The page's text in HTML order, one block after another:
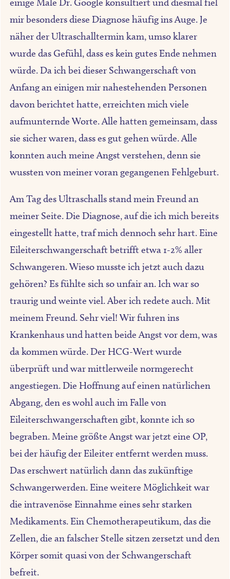
einige Male Dr. Google konsultiert und diesmal fiel
mir besonders diese Diagnose häufig ins Auge. Je
näher der Ultraschalltermin kam, umso klarer
wurde das Gefühl, dass es kein gutes Ende nehmen
würde. Da ich bei dieser Schwangerschaft von
Anfang an einigen mir nahestehenden Personen
davon berichtet hatte, erreichten mich viele
aufmunternde Worte. Alle hatten gemeinsam, dass
sie sicher waren, dass es gut gehen würde. Alle
konnten auch meine Angst verstehen, denn sie
wussten von meiner voran gegangenen Fehlgeburt.
Am Tag des Ultraschalls stand mein Freund an
meiner Seite. Die Diagnose, auf die ich mich bereits
eingestellt hatte, traf mich dennoch sehr hart. Eine
Eileiterschwangerschaft betrifft etwa 1-2% aller
Schwangeren. Wieso musste ich jetzt auch dazu
gehören? Es fühlte sich so unfair an. Ich war so
traurig und weinte viel. Aber ich redete auch. Mit
meinem Freund. Sehr viel! Wir fuhren ins
Krankenhaus und hatten beide Angst vor dem, was
da kommen würde. Der HCG-Wert wurde
überprüft und war mittlerweile normgerecht
angestiegen. Die Hoffnung auf einen natürlichen
Abgang, den es wohl auch im Falle von
Eileiterschwangerschaften gibt, konnte ich so
begraben. Meine größte Angst war jetzt eine OP,
bei der häufig der Eileiter entfernt werden muss.
Das erschwert natürlich dann das zukünftige
Schwangerwerden. Eine weitere Möglichkeit war
die intravenöse Einnahme eines sehr starken
Medikaments. Ein Chemotherapeutikum, das die
Zellen, die an falscher Stelle sitzen zersetzt und den
Körper somit quasi von der Schwangerschaft
befreit.